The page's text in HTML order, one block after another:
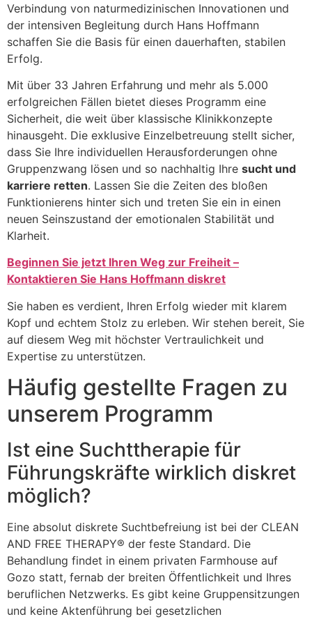
Verbindung von naturmedizinischen Innovationen und
der intensiven Begleitung durch Hans Hoffmann
schaffen Sie die Basis für einen dauerhaften, stabilen
Erfolg.
Mit über 33 Jahren Erfahrung und mehr als 5.000
erfolgreichen Fällen bietet dieses Programm eine
Sicherheit, die weit über klassische Klinikkonzepte
hinausgeht. Die exklusive Einzelbetreuung stellt sicher,
dass Sie Ihre individuellen Herausforderungen ohne
Gruppenzwang lösen und so nachhaltig Ihre sucht und
karriere retten. Lassen Sie die Zeiten des bloßen
Funktionierens hinter sich und treten Sie ein in einen
neuen Seinszustand der emotionalen Stabilität und
Klarheit.
Beginnen Sie jetzt Ihren Weg zur Freiheit –
Kontaktieren Sie Hans Hoffmann diskret
Sie haben es verdient, Ihren Erfolg wieder mit klarem
Kopf und echtem Stolz zu erleben. Wir stehen bereit, Sie
auf diesem Weg mit höchster Vertraulichkeit und
Expertise zu unterstützen.
Häufig gestellte Fragen zu
unserem Programm
Ist eine Suchttherapie für
Führungskräfte wirklich diskret
möglich?
Eine absolut diskrete Suchtbefreiung ist bei der CLEAN
AND FREE THERAPY® der feste Standard. Die
Behandlung findet in einem privaten Farmhouse auf
Gozo statt, fernab der breiten Öffentlichkeit und Ihres
beruflichen Netzwerks. Es gibt keine Gruppensitzungen
und keine Aktenführung bei gesetzlichen